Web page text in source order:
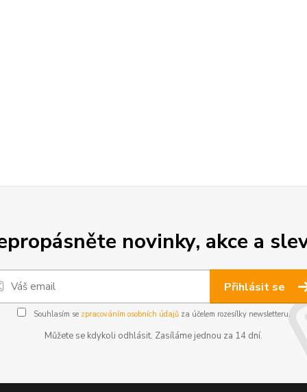
novinky, akce a
Přihlásit se
Souhlasím se zpracováním osobních údajůza účelem rozesílky newsletteru.
Můžete se kdykoli odhlásit. Zasíláme jednou za 14 dní.